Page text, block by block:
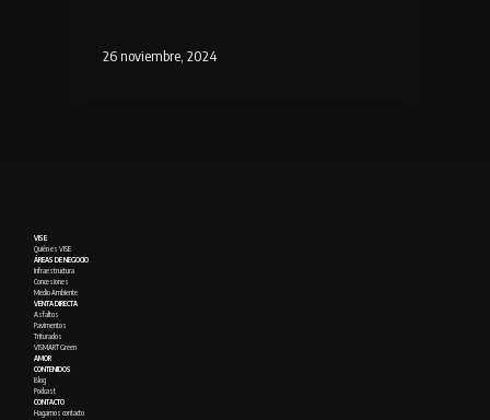
26 noviembre, 2024
VISE
Quién es VISE
ÁREAS DE NEGOCIO
Infraestructura
Concesiones
Medio Ambiente
VENTA DIRECTA
Asfaltos
Pavimentos
Triturados
VISMART Green
AMOR
CONTENIDOS
Blog
Podcast
CONTACTO
Hagamos contacto